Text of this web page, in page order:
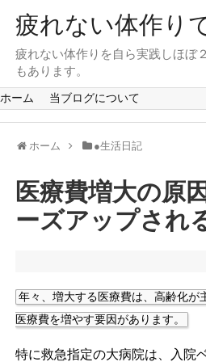
疲れない体作り
疲れない体作りを自ら実践しほぼ
もあります。
ホーム 当ブログについて
ホーム ●生活日記
医療費増大の原
ーズアップされ
年々、増大する医療費は、高齢化が
医療費を増やす要因があります。
特に救急指定の大病院は、入院